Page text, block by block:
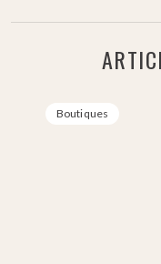
Boutiques